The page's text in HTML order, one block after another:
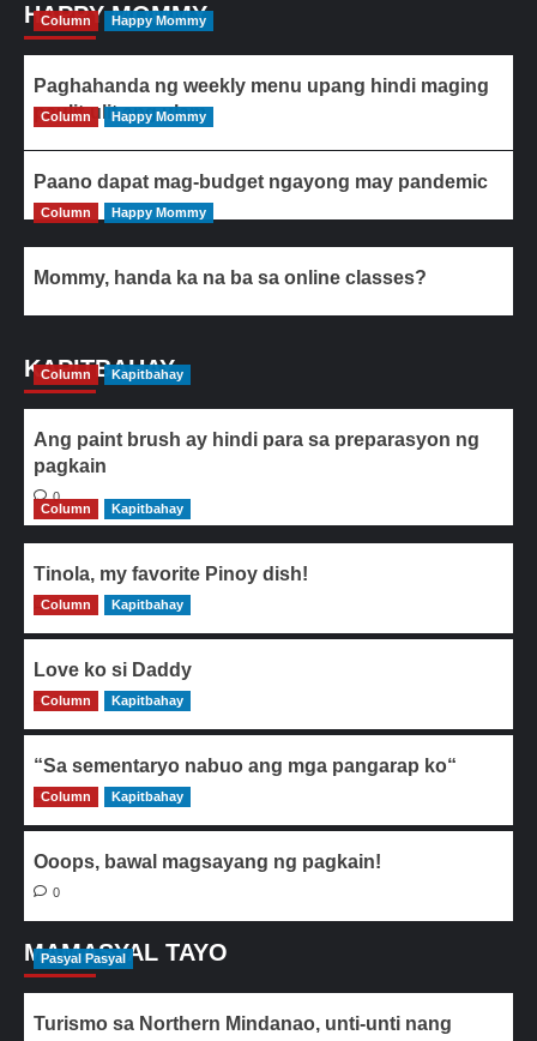
HAPPY MOMMY
Column Happy Mommy
Paghahanda ng weekly menu upang hindi maging
paulit-ulit ang ulam
Column Happy Mommy
Paano dapat mag-budget ngayong may pandemic
Column Happy Mommy
Mommy, handa ka na ba sa online classes?
KAPITBAHAY
Column Kapitbahay
Ang paint brush ay hindi para sa preparasyon ng
pagkain
0
Column
Kapitbahay
Tinola, my favorite Pinoy dish!
0
Column Kapitbahay
Love ko si Daddy
0
Column Kapitbahay
“Sa sementaryo nabuo ang mga pangarap ko“
0
Column Kapitbahay
Ooops, bawal magsayang ng pagkain!
0
MAMASYAL TAYO
Pasyal Pasyal
Turismo sa Northern Mindanao, unti-unti nang